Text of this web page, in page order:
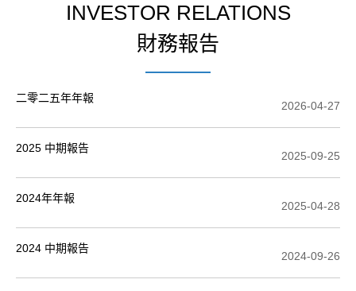
INVESTOR RELATIONS
財務報告
2026-04-27
二零二五年年報
2025-09-25
2025 中期報告
2025-04-28
2024年年報
2024-09-26
2024 中期報告